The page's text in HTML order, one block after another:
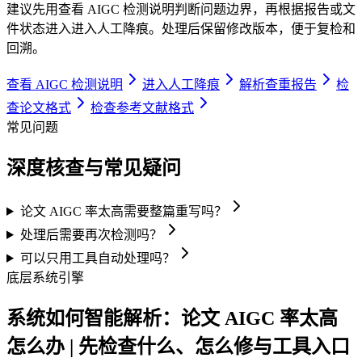
建议先用查看 AIGC 检测说明判断问题边界，再根据报告或文
件状态进入进入人工降痕。处理后保留修改版本，便于复检和
回溯。
查看 AIGC 检测说明 进入人工降痕 解析查重报告
检
查论文格式
检查参考文献格式
常见问题
深度核查与常见疑问
论文 AIGC 率太高需要整篇重写吗？
处理后需要再次检测吗？
可以只用工具自动处理吗？
底层系统引擎
系统如何智能解析：论文 AIGC 率太高
怎么办 | 先检查什么、怎么修与工具入口